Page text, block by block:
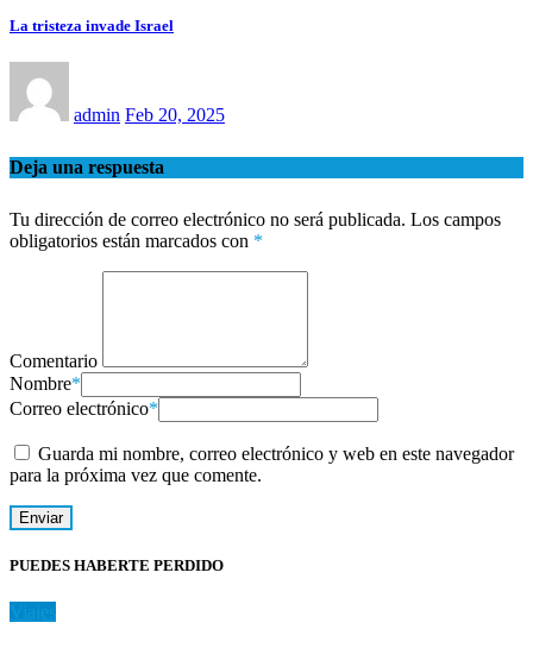
La tristeza invade Israel
admin Feb 20, 2025
Deja una respuesta
Tu dirección de correo electrónico no será publicada. Los campos
obligatorios están marcados con *
Comentario
Nombre*
Correo electrónico*
Guarda mi nombre, correo electrónico y web en este navegador
para la próxima vez que comente.
PUEDES HABERTE PERDIDO